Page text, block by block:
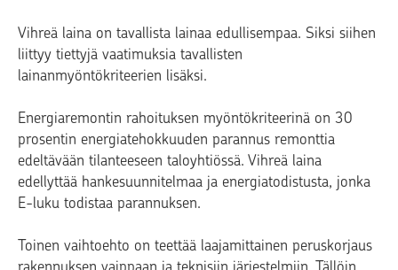
Vihreä laina on tavallista lainaa edullisempaa. Siksi siihen
liittyy tiettyjä vaatimuksia tavallisten
lainanmyöntökriteerien lisäksi.
Energiaremontin rahoituksen myöntökriteerinä on 30
prosentin energiatehokkuuden parannus remonttia
edeltävään tilanteeseen taloyhtiössä. Vihreä laina
edellyttää hankesuunnitelmaa ja energiatodistusta, jonka
E-luku todistaa parannuksen.
Toinen vaihtoehto on teettää laajamittainen peruskorjaus
rakennuksen vaippaan ja teknisiin järjestelmiin. Tällöin